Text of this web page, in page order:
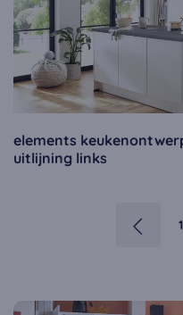
elements
uitlijning links